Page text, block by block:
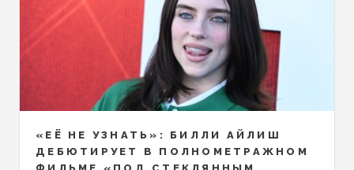
«ЕЁ НЕ УЗНАТЬ»: БИЛЛИ АЙЛИШ
ДЕБЮТИРУЕТ В ПОЛНОМЕТРАЖНОМ